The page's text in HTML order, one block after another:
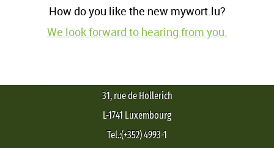
How do you like the new mywort.lu?
We look forward to hearing from you.
31, rue de Hollerich
L-1741 Luxembourg
Tel.:(+352) 4993-1